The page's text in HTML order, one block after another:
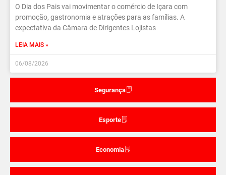
Segurança
Esporte
Economia
O Dia dos Pais vai movimentar o comércio de Içara com
promoção, gastronomia e atrações para as famílias. A
expectativa da Câmara de Dirigentes Lojistas
LEIA MAIS »
06/08/2026